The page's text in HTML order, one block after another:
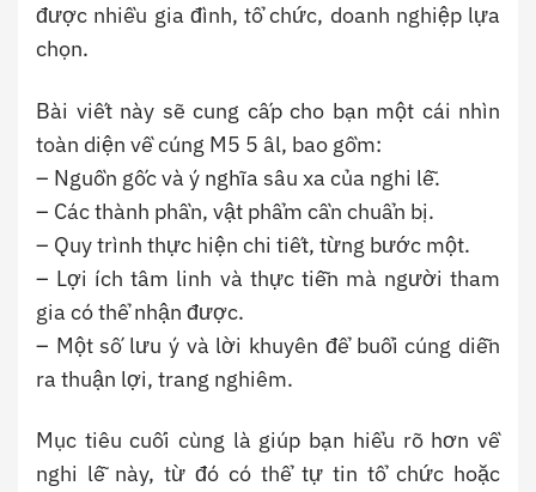
được nhiều gia đình, tổ chức, doanh nghiệp lựa
chọn.
Bài viết này sẽ cung cấp cho bạn một cái nhìn
toàn diện về cúng M5 5 âl, bao gồm:
– Nguồn gốc và ý nghĩa sâu xa của nghi lễ.
– Các thành phần, vật phẩm cần chuẩn bị.
– Quy trình thực hiện chi tiết, từng bước một.
– Lợi ích tâm linh và thực tiễn mà người tham
gia có thể nhận được.
– Một số lưu ý và lời khuyên để buổi cúng diễn
ra thuận lợi, trang nghiêm.
Mục tiêu cuối cùng là giúp bạn hiểu rõ hơn về
nghi lễ này, từ đó có thể tự tin tổ chức hoặc